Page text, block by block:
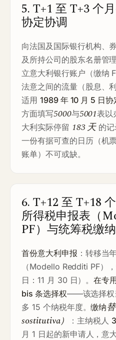
5. T+1 至 T+3 个
协定协调
向法国及国际银行机构、
及所持公司的股东名册管
立意大利银行账户（缴纳
法意之间的流量（股息、
适用 1989 年 10 月 5 日协
方面填写5000与5001表以
大利实际停留 183 天的记
一份有据可查的日历（机
账单）不可或缺。
6. T+12 至 T+18
所得税申报表（
PF）与统筹税缴纳
首份意大利申报 ：转移当
（Modello Redditi PF）
日：11 月 30 日）。在专
bis 条选择权——该选择权
多 15 个纳税年度。缴纳
sostitutiva）
：主纳税人
月 1 日起的新申请人，意